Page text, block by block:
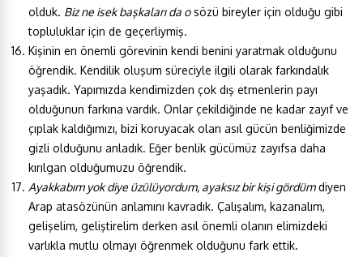
olduk. Biz ne isek başkaları da osözü bireyler için olduğu gibi
topluluklar için de geçerliymiş.
Kişinin en önemli görevinin kendi benini yaratmak olduğunu
öğrendik. Kendilik oluşum süreciyle ilgili olarak farkındalık
yaşadık. Yapımızda kendimizden çok dış etmenlerin payı
olduğunun farkına vardık. Onlar çekildiğinde ne kadar zayıf ve
çıplak kaldığımızı, bizi koruyacak olan asıl gücün benliğimizde
gizli olduğunu anladık. Eğer benlik gücümüz zayıfsa daha
kırılgan olduğumuzu öğrendik.
Ayakkabım yok diye üzülüyordum, ayaksız bir kişi gördümdiyen
Arap atasözünün anlamını kavradık. Çalışalım, kazanalım,
gelişelim, geliştirelim derken asıl önemli olanın elimizdeki
varlıkla mutlu olmayı öğrenmek olduğunu fark ettik.